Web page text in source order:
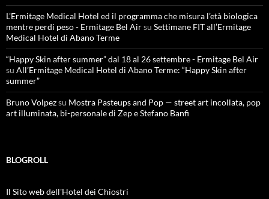
L'Ermitage Medical Hotel ed il programma che misura l’età biologica
mentre perdi peso - Ermitage Bel Airsu Settimane FIT all’Ermitage
Medical Hotel di Abano Terme
“Happy Skin after summer” dal 18 al 26 settembre - Ermitage Bel Air
su All’Ermitage Medical Hotel di Abano Terme: “Happy Skin after
summer”
Bruno Volpezsu Mostra Pasteups and Pop — street art incollata, pop
art illuminata, bi-personale di Zep e Stefano Banfi
BLOGROLL
Il Sito web dell'Hotel dei Chiostri